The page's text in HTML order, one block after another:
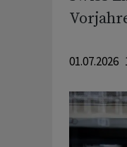
01.07.2026